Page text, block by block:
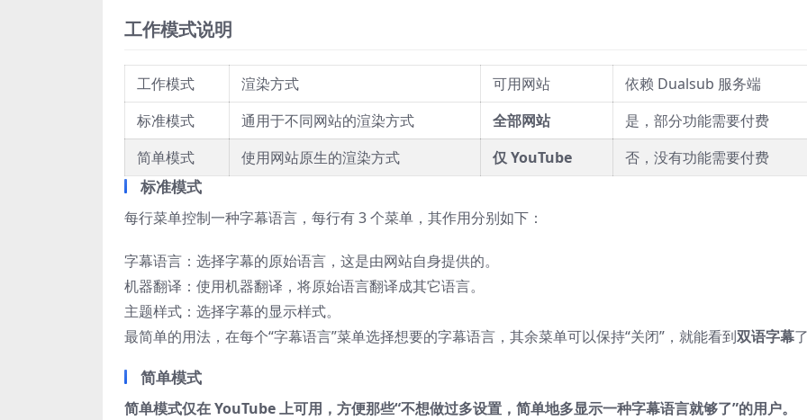
工作模式说明
工作模式 渲染方式 可用网站
依赖 Dualsub 服务端
标准模式
通用于不同网站的渲染方式 全部网站
是，部分功能需要付费
简单模式
使用网站原生的渲染方式 仅 YouTube 否，没有功能需要付费
标准模式
每行菜单控制一种字幕语言，每行有 3 个菜单，其作用分别如下：
字幕语言：选择字幕的原始语言，这是由网站自身提供的。
机器翻译：使用机器翻译，将原始语言翻译成其它语言。
主题样式：选择字幕的显示样式。
最简单的用法，在每个“字幕语言”菜单选择想要的字幕语言，其余菜单可以保持“关闭”，就能看到双语字幕
简单模式
简单模式仅在 YouTube 上可用，方便那些“不想做过多设置，简单地多显示一种字幕语言就够了”的用户。